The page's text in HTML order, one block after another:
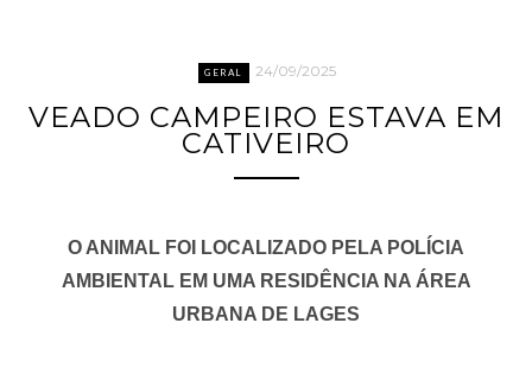
GERAL 24/09/2025
VEADO CAMPEIRO ESTAVA EM
CATIVEIRO
O ANIMAL FOI LOCALIZADO PELA POLÍCIA
AMBIENTAL EM UMA RESIDÊNCIA NA ÁREA
URBANA DE LAGES